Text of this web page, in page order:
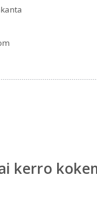
kerro